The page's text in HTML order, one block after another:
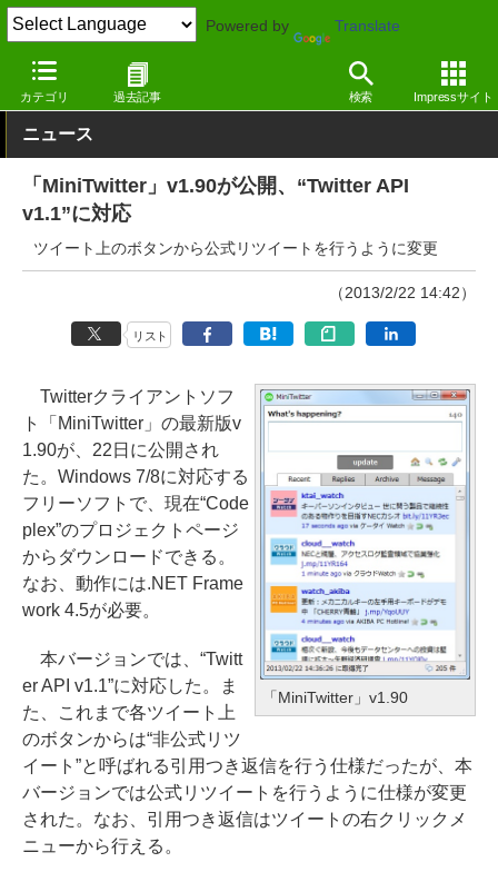
Powered by Translate
カテゴリ 過去記事 検索 Impressサイト
窓の杜 インターネット Windows
ニュース
「MiniTwitter」v1.90が公開、“Twitter API
v1.1”に対応
ツイート上のボタンから公式リツイートを行うように変更
（2013/2/22 14:42）
リスト
「MiniTwitter」v1.90
Twitterクライアントソフ
ト「MiniTwitter」の最新版v
1.90が、22日に公開され
た。Windows 7/8に対応する
フリーソフトで、現在“Code
plex”のプロジェクトページ
からダウンロードできる。
なお、動作には.NET Frame
work 4.5が必要。
本バージョンでは、“Twitt
er API v1.1”に対応した。ま
た、これまで各ツイート上
のボタンからは“非公式リツ
イート”と呼ばれる引用つき返信を行う仕様だったが、本
バージョンでは公式リツイートを行うように仕様が変更
された。なお、引用つき返信はツイートの右クリックメ
ニューから行える。